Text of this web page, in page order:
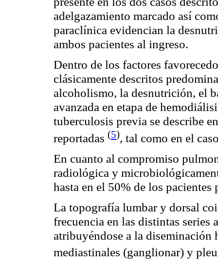
adelgazamiento marcado así
paraclínica evidencian la
ambos pacientes al ingreso.
Dentro de los factores
clásicamente descritos
alcoholismo, la desnutrición, el
avanzada en etapa de
tuberculosis previa se describe
reportadas (5), tal como en el
En cuanto al compromiso
radiológica y
hasta en el 50% de los
La topografía lumbar y dorsal
frecuencia en las distintas series
atribuyéndose a la diseminación
mediastinales (ganglionar) y